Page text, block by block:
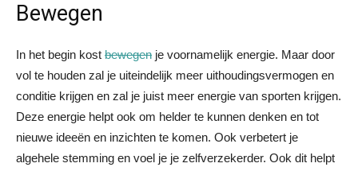
Bewegen
In het begin kost bewegen je voornamelijk energie. Maar door
vol te houden zal je uiteindelijk meer uithoudingsvermogen en
conditie krijgen en zal je juist meer energie van sporten krijgen.
Deze energie helpt ook om helder te kunnen denken en tot
nieuwe ideeën en inzichten te komen. Ook verbetert je
algehele stemming en voel je je zelfverzekerder. Ook dit helpt